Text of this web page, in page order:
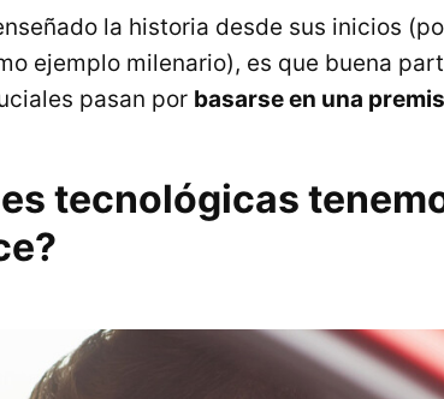
la historia desde sus inicios
ejemplo milenario), es que buena
pasan por basarse en una
tecnológicas